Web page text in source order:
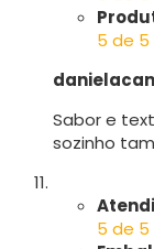
5 de 5
Sabor e
sozinho
5 de 5